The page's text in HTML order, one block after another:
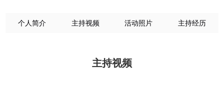
个人简介 主持视频 活动照片 主持经历
主持视频